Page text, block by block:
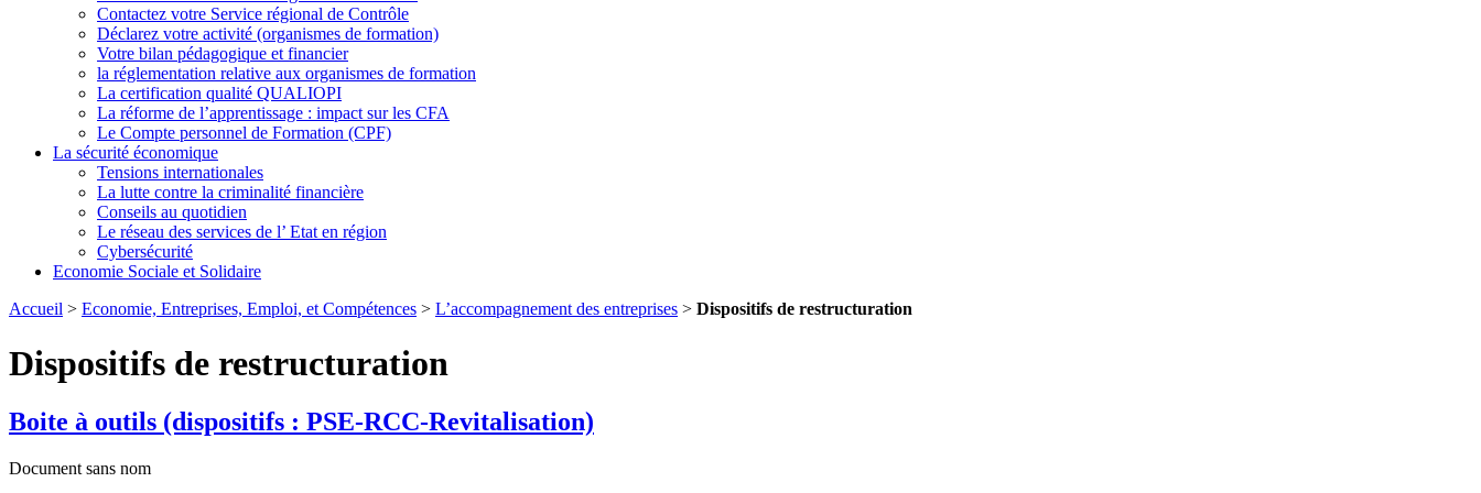
Contactez votre Service régional de Contrôle
Déclarez votre activité (organismes de formation)
Votre bilan pédagogique et financier
la réglementation relative aux organismes de formation
La certification qualité QUALIOPI
La réforme de l’apprentissage : impact sur les CFA
Le Compte personnel de Formation (CPF)
La sécurité économique
Tensions internationales
La lutte contre la criminalité financière
Conseils au quotidien
Le réseau des services de l’ Etat en région
Cybersécurité
Economie Sociale et Solidaire
Accueil > Economie, Entreprises, Emploi, et Compétences > L’accompagnement des entreprises > Dispositifs de restructuration
Dispositifs de restructuration
Boite à outils (dispositifs : PSE-RCC-Revitalisation)
Document sans nom